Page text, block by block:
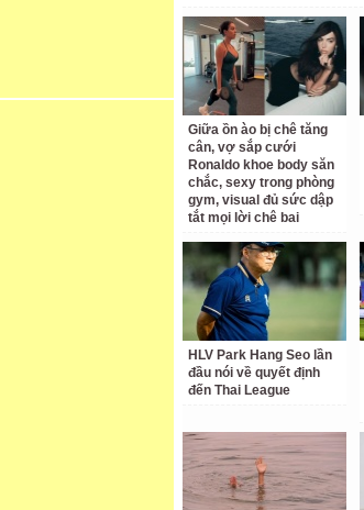
Giữa ồn ào bị chê tăng
cân, vợ sắp cưới
Ronaldo khoe body săn
chắc, sexy trong phòng
gym, visual đủ sức dập
tắt mọi lời chê bai
HLV Park Hang Seo lần
đầu nói về quyết định
đến Thai League